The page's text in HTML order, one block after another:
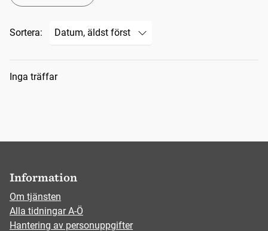
Sortera:
Sökresultat
Inga träffar
Information
Om tjänsten
Alla tidningar A-Ö
Hantering av personuppgifter